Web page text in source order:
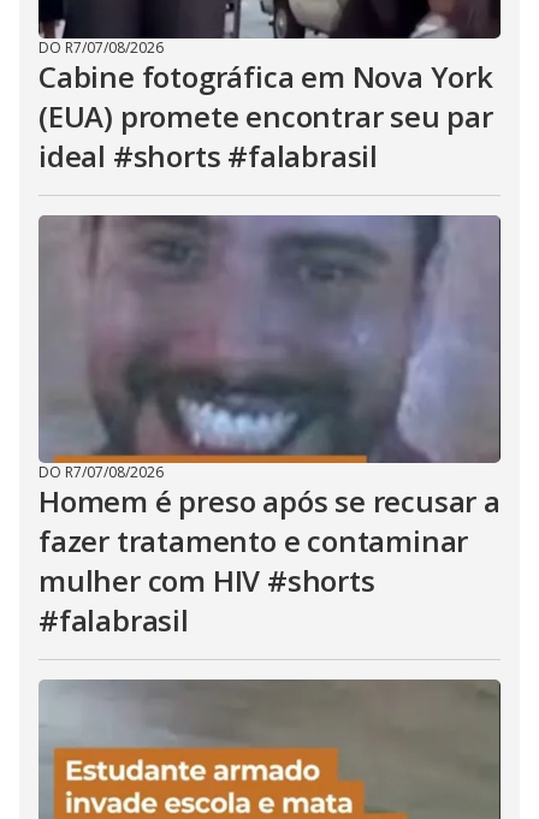
DO R7/07/08/2026
Cabine fotográfica em Nova York
(EUA) promete encontrar seu par
ideal #shorts #falabrasil
DO R7/07/08/2026
Homem é preso após se recusar a
fazer tratamento e contaminar
mulher com HIV #shorts
#falabrasil